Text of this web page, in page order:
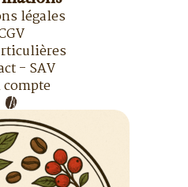
légales
- SAV